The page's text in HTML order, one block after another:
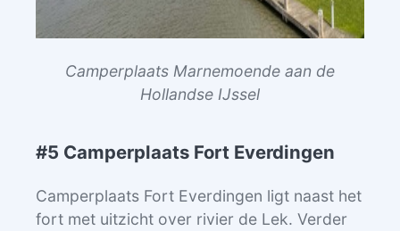
Camperplaats Marnemoende aan de
Hollandse IJssel
#5 Camperplaats Fort Everdingen
Camperplaats Fort Everdingen ligt naast het
fort met uitzicht over rivier de Lek. Verder